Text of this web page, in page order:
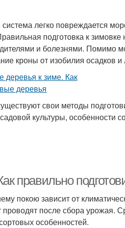
легко повреждается
подготовка к зимовке
и болезнями. Помимо
кроны от изобилия осадков
свои методы
культуры, особенности
правильно
покою зависит от
после сбора урожая.
особенностей.